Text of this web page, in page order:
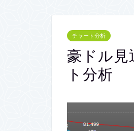
チャート分析
豪ドル見
ト分析